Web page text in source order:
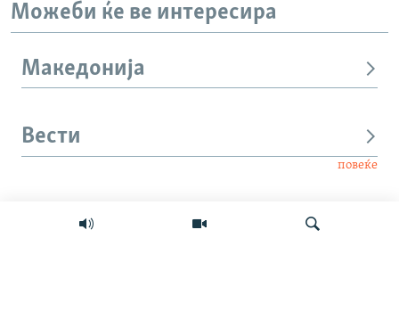
Можеби ќе ве интересира
Македонија
Вести
повеќе
Интервју